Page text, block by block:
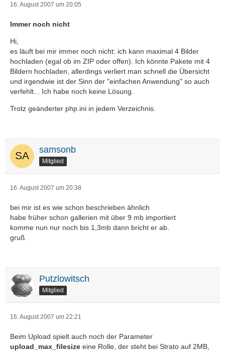
16. August 2007 um 20:05
Immer noch nicht
Hi,
es läuft bei mir immer noch nicht: ich kann maximal 4 Bilder
hochladen (egal ob im ZIP oder offen). Ich könnte Pakete mit 4
Bildern hochladen, allerdings verliert man schnell die Übersicht
und irgendwie ist der Sinn der "einfachen Anwendung" so auch
verfehlt... Ich habe noch keine Lösung.
Trotz geänderter php.ini in jedem Verzeichnis.
samsonb
Mitglied
16. August 2007 um 20:38
bei mir ist es wie schon beschrieben ähnlich
habe früher schon gallerien mit über 9 mb importiert
komme nun nur noch bis 1,3mb dann bricht er ab.
gruß
Putzlowitsch
Mitglied
16. August 2007 um 22:21
Beim Upload spielt auch noch der Parameter
upload_max_filesize eine Rolle, der steht bei Strato auf 2MB,